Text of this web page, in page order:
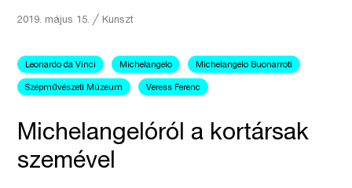
2019. május 15.╱ Kunszt
Leonardo da Vinci Michelangelo Michelangelo Buonarroti
Szépművészeti Múzeum Veress Ferenc
Michelangelóról a kortársak
szemével